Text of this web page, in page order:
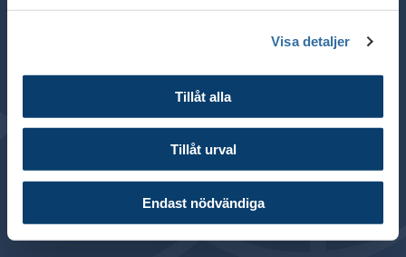
Visa detaljer
Tillåt alla
Tillåt urval
Endast nödvändiga
Address: Box 7603, 103 94 Stockholm
Visiting address: Blasieholmsgatan 4B
© 2024 Finance Sweden
About this website